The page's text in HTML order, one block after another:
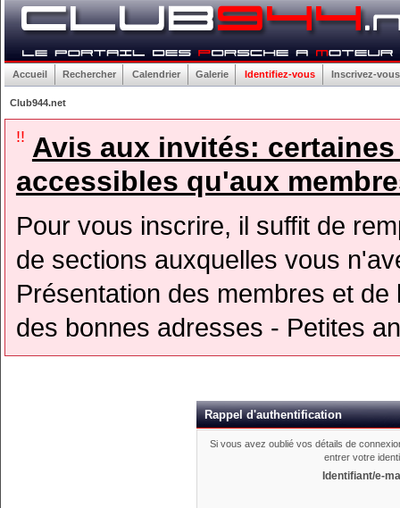
Accueil Rechercher Calendrier Galerie Identifiez-vous Inscrivez-vous
Club944.net
!! Avis aux invités:
accessibles qu'aux
Pour vous inscrire, il suffit de
de sections auxquelles vous
Présentation des membres et
des bonnes adresses - Petites
Rappel d'authentification
Si vous avez oublié vos détails de
entrer votre
Identifiant/e-